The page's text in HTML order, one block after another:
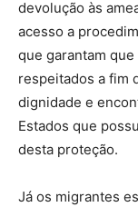
devolução às
acesso a
que garantam
respeitados a fim
dignidade e
Estados que
desta proteção.
Já os migrantes